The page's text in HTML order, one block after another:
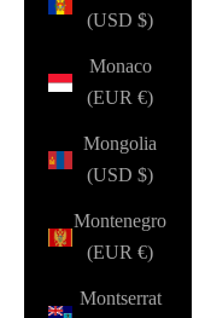
(USD $)
Monaco
(EUR €)
Mongolia
(USD $)
Montenegro
(EUR €)
Montserrat